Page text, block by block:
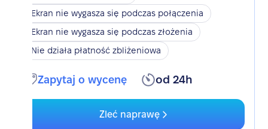
Ekran nie wygasza się podczas połączenia
Ekran nie wygasza się podczas złożenia
Nie działa płatność zbliżeniowa
Zapytaj o wycenę od 24h
Zleć naprawę